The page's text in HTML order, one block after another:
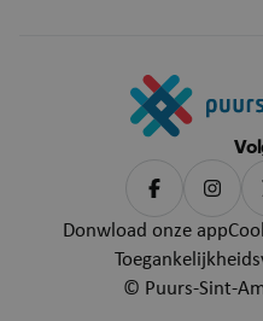
Donwload onze app
© Puurs-Sint-
ASP.NET_SessionId